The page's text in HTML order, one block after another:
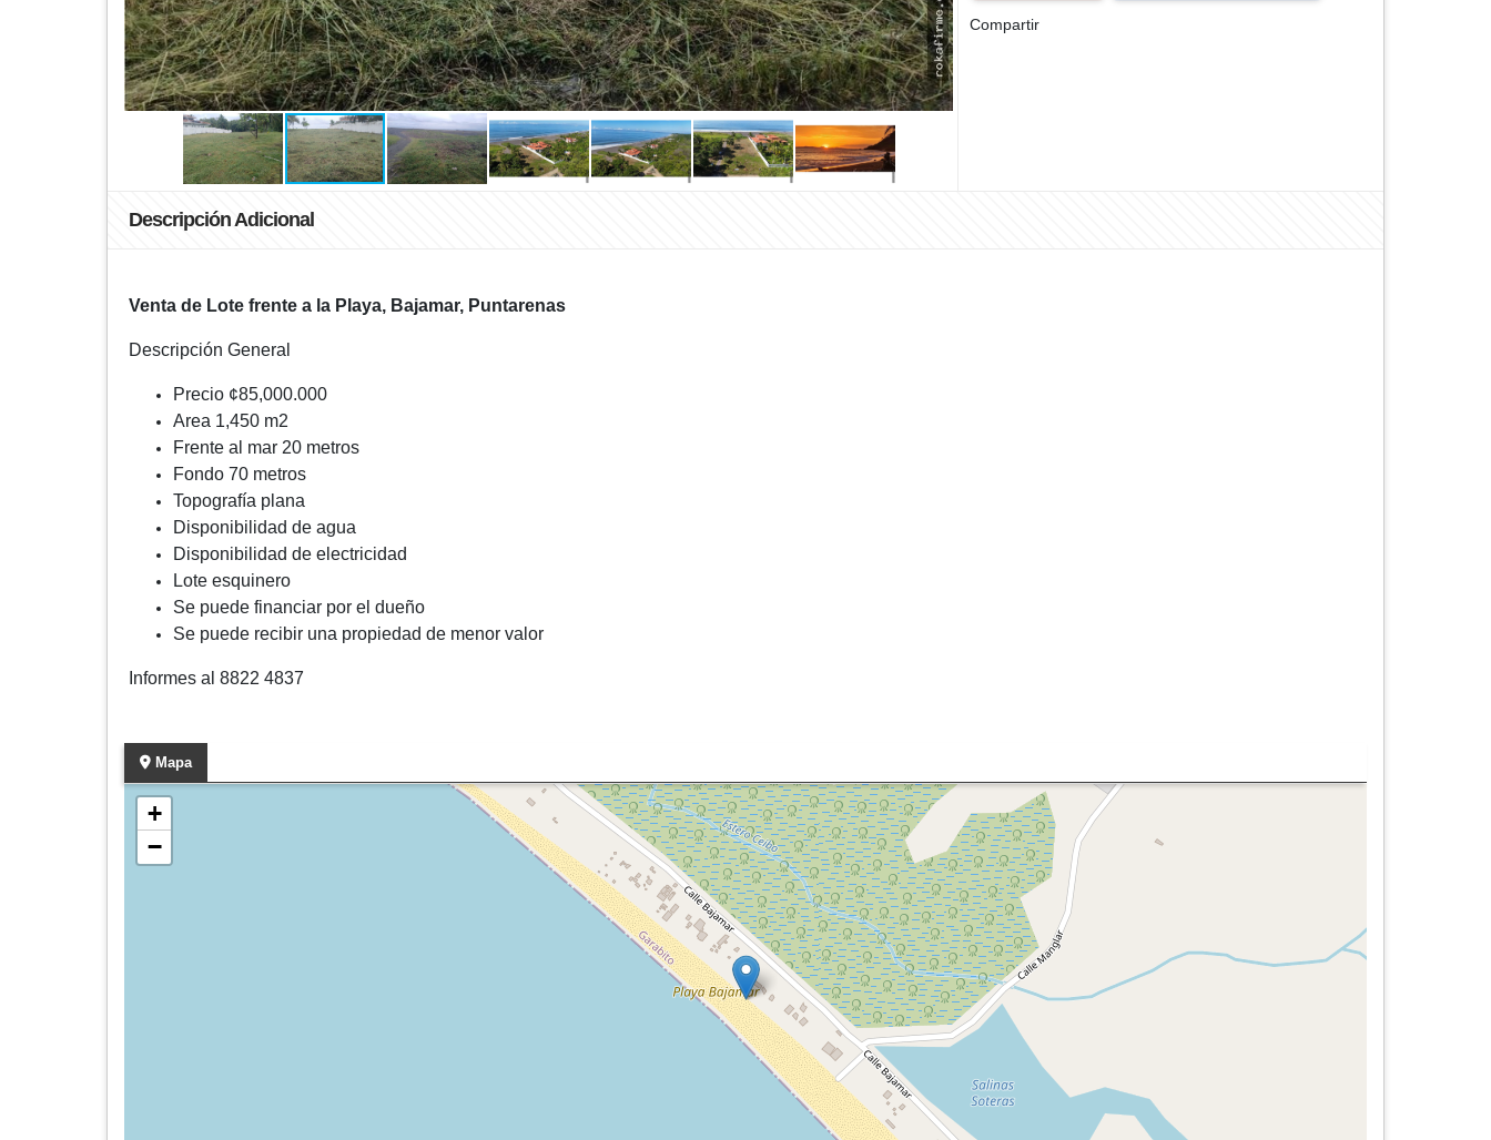
Compartir
Descripción Adicional
Venta de Lote frente a la Playa, Bajamar, Puntarenas
Descripción General
Precio ¢85,000.000
Area 1,450 m2
Frente al mar 20 metros
Fondo 70 metros
Topografía plana
Disponibilidad de agua
Disponibilidad de electricidad
Lote esquinero
Se puede financiar por el dueño
Se puede recibir una propiedad de menor valor
Informes al 8822 4837
Mapa
+
−